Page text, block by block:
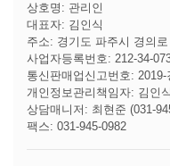
상호명: 관리인
대표자: 김인식
주소: 경기도 파주시 경의
사업자등록번호: 212-34-
통신판매업신고번호: 2019-
개인정보관리책임자: 김인식
상담매니저: 최현준 (031-
팩스: 031-945-0982